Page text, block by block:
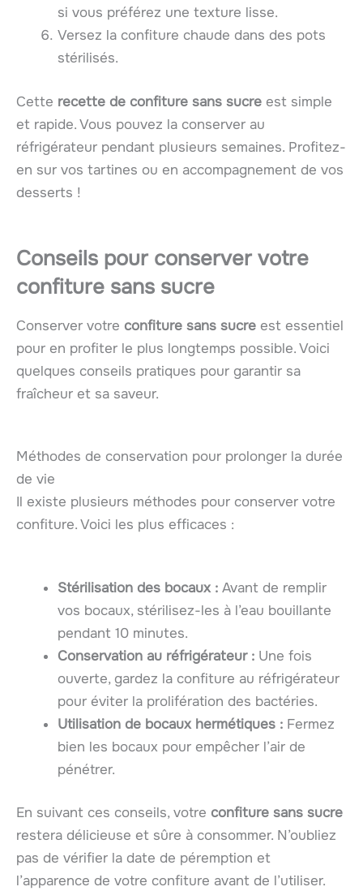
si vous préférez une texture lisse.
Versez la confiture chaude dans des pots
stérilisés.
Cette recette de confiture sans sucre est simple
et rapide. Vous pouvez la conserver au
réfrigérateur pendant plusieurs semaines. Profitez-
en sur vos tartines ou en accompagnement de vos
desserts !
Conseils pour conserver votre
confiture sans sucre
Conserver votre confiture sans sucre est essentiel
pour en profiter le plus longtemps possible. Voici
quelques conseils pratiques pour garantir sa
fraîcheur et sa saveur.
Méthodes de conservation pour prolonger la durée
de vie
Il existe plusieurs méthodes pour conserver votre
confiture. Voici les plus efficaces :
Stérilisation des bocaux : Avant de remplir
vos bocaux, stérilisez-les à l’eau bouillante
pendant 10 minutes.
Conservation au réfrigérateur : Une fois
ouverte, gardez la confiture au réfrigérateur
pour éviter la prolifération des bactéries.
Utilisation de bocaux hermétiques : Fermez
bien les bocaux pour empêcher l’air de
pénétrer.
En suivant ces conseils, votre confiture sans sucre
restera délicieuse et sûre à consommer. N’oubliez
pas de vérifier la date de péremption et
l’apparence de votre confiture avant de l’utiliser.